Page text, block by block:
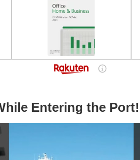
Entering the